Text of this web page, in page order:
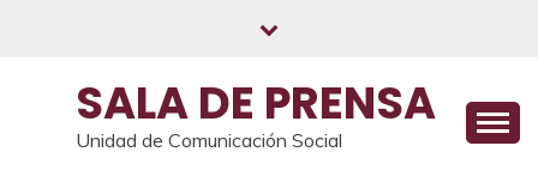
SALA DE PRENSA
Unidad de Comunicación Social